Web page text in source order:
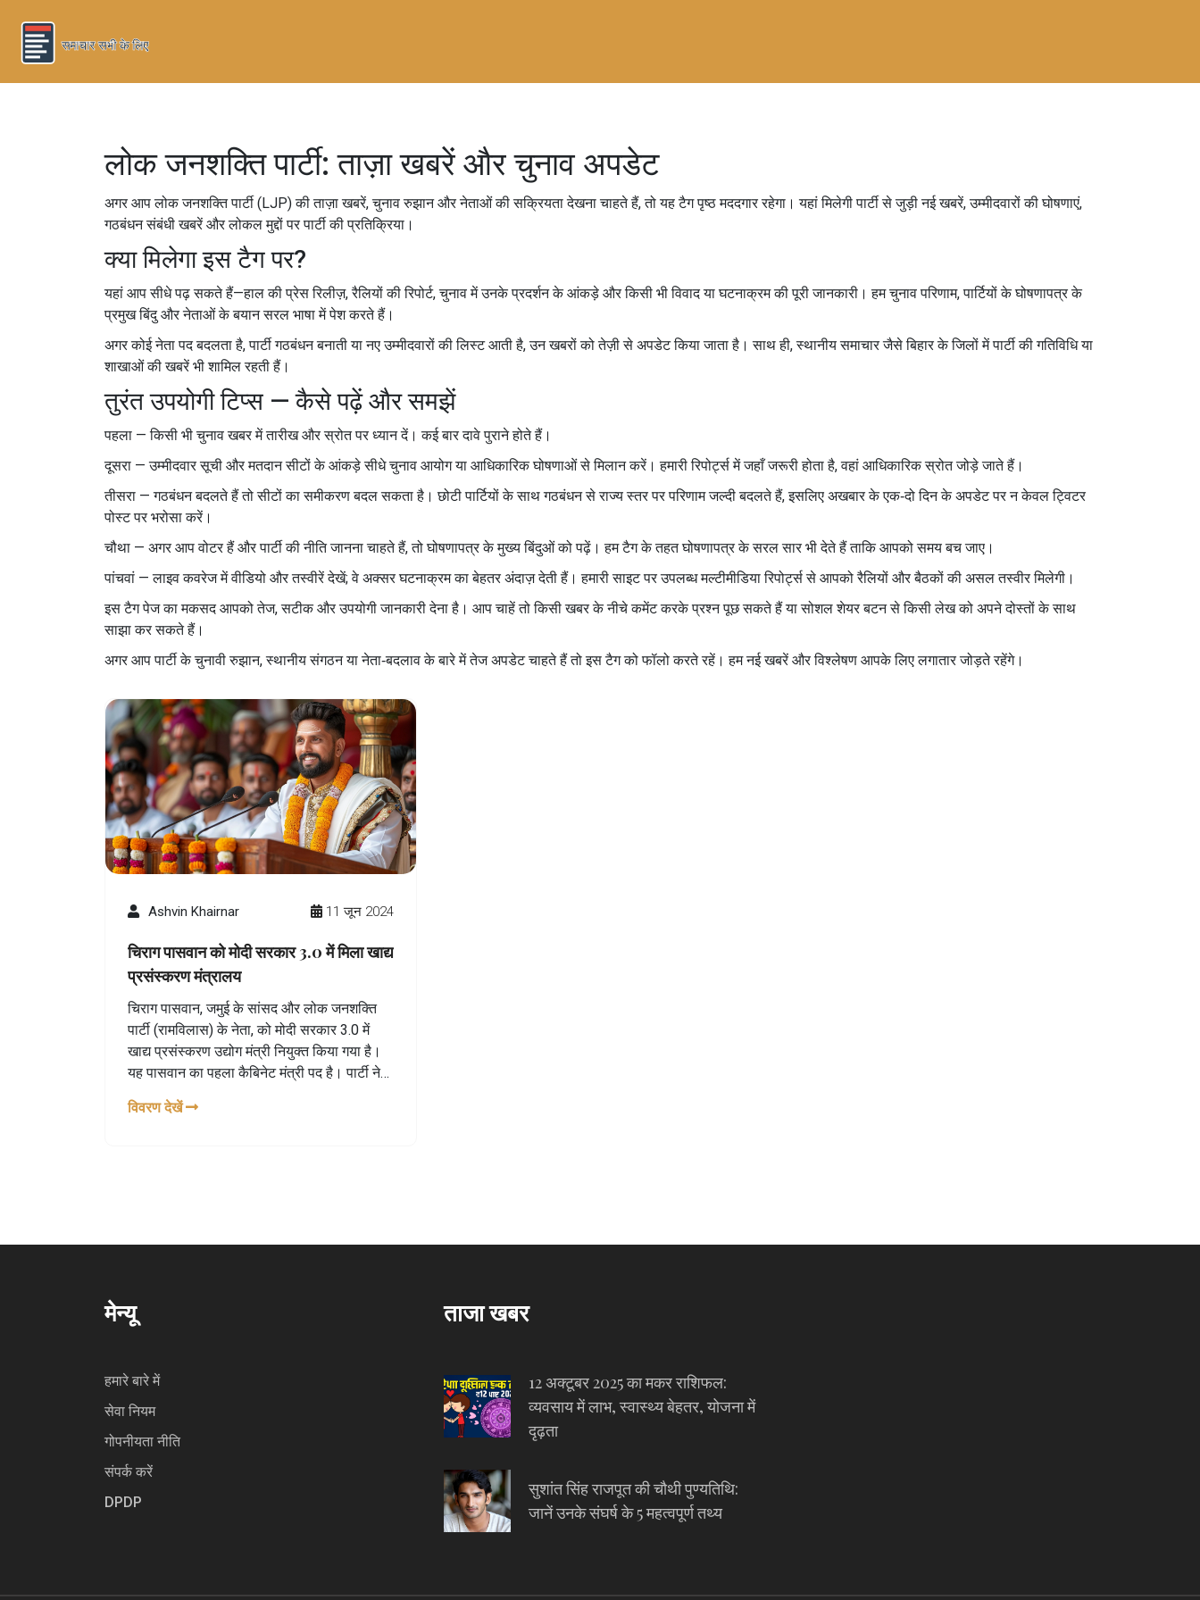
लोक जनशक्ति पार्टी: ताज़ा खबरें और चुनाव अपडेट
अगर आप लोक जनशक्ति पार्टी (LJP) की ताज़ा खबरें, चुनाव रुझान और नेताओं की सक्रियता देखना चाहते हैं, तो यह टैग पृष्ठ मददगार रहेगा। यहां मिलेगी पार्टी से जुड़ी नई खबरें, उम्मीदवारों की घोषणाएं,
गठबंधन संबंधी खबरें और लोकल मुद्दों पर पार्टी की प्रतिक्रिया।
क्या मिलेगा इस टैग पर?
यहां आप सीधे पढ़ सकते हैं—हाल की प्रेस रिलीज़, रैलियों की रिपोर्ट, चुनाव में उनके प्रदर्शन के आंकड़े और किसी भी विवाद या घटनाक्रम की पूरी जानकारी। हम चुनाव परिणाम, पार्टियों के घोषणापत्र के
प्रमुख बिंदु और नेताओं के बयान सरल भाषा में पेश करते हैं।
अगर कोई नेता पद बदलता है, पार्टी गठबंधन बनाती या नए उम्मीदवारों की लिस्ट आती है, उन खबरों को तेज़ी से अपडेट किया जाता है। साथ ही, स्थानीय समाचार जैसे बिहार के जिलों में पार्टी की गतिविधि या
शाखाओं की खबरें भी शामिल रहती हैं।
तुरंत उपयोगी टिप्स — कैसे पढ़ें और समझें
पहला — किसी भी चुनाव खबर में तारीख और स्रोत पर ध्यान दें। कई बार दावे पुराने होते हैं।
दूसरा — उम्मीदवार सूची और मतदान सीटों के आंकड़े सीधे चुनाव आयोग या आधिकारिक घोषणाओं से मिलान करें। हमारी रिपोर्ट्स में जहाँ जरूरी होता है, वहां आधिकारिक स्रोत जोड़े जाते हैं।
तीसरा — गठबंधन बदलते हैं तो सीटों का समीकरण बदल सकता है। छोटी पार्टियों के साथ गठबंधन से राज्य स्तर पर परिणाम जल्दी बदलते हैं, इसलिए अखबार के एक‑दो दिन के अपडेट पर न केवल ट्विटर
पोस्ट पर भरोसा करें।
चौथा — अगर आप वोटर हैं और पार्टी की नीति जानना चाहते हैं, तो घोषणापत्र के मुख्य बिंदुओं को पढ़ें। हम टैग के तहत घोषणापत्र के सरल सार भी देते हैं ताकि आपको समय बच जाए।
पांचवां — लाइव कवरेज में वीडियो और तस्वीरें देखें; वे अक्सर घटनाक्रम का बेहतर अंदाज़ देती हैं। हमारी साइट पर उपलब्ध मल्टीमीडिया रिपोर्ट्स से आपको रैलियों और बैठकों की असल तस्वीर मिलेगी।
इस टैग पेज का मकसद आपको तेज, सटीक और उपयोगी जानकारी देना है। आप चाहें तो किसी खबर के नीचे कमेंट करके प्रश्न पूछ सकते हैं या सोशल शेयर बटन से किसी लेख को अपने दोस्तों के साथ
साझा कर सकते हैं।
अगर आप पार्टी के चुनावी रुझान, स्थानीय संगठन या नेता‑बदलाव के बारे में तेज अपडेट चाहते हैं तो इस टैग को फॉलो करते रहें। हम नई खबरें और विश्लेषण आपके लिए लगातार जोड़ते रहेंगे।
Ashvin Khairnar 11 जून 2024
चिराग पासवान को मोदी सरकार 3.0 में मिला खाद्य
प्रसंस्करण मंत्रालय
चिराग पासवान, जमुई के सांसद और लोक जनशक्ति
पार्टी (रामविलास) के नेता, को मोदी सरकार 3.0 में
खाद्य प्रसंस्करण उद्योग मंत्री नियुक्त किया गया है।
यह पासवान का पहला कैबिनेट मंत्री पद है। पार्टी ने
पारंपरिक सीट शामिल है। चिराग पासवान ने
विवरण देखें
मेन्यू
हमारे बारे में
सेवा नियम
गोपनीयता नीति
संपर्क करें
DPDP
ताजा खबर
12 अक्टूबर 2025 का मकर राशिफल:
व्यवसाय में लाभ, स्वास्थ्य बेहतर, योजना में
दृढ़ता
सुशांत सिंह राजपूत की चौथी पुण्यतिथि:
जानें उनके संघर्ष के 5 महत्वपूर्ण तथ्य